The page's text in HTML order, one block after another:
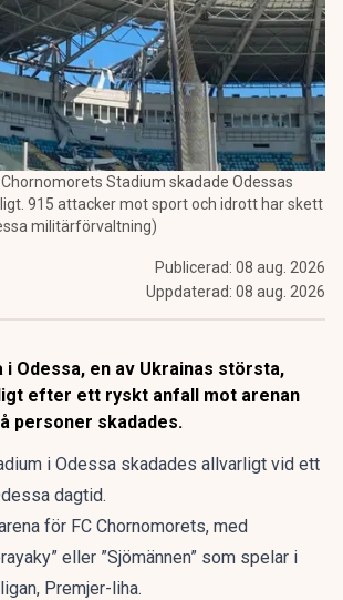
Stadium skadade Odessas
915 attacker mot sport och idrott har skett
militärförvaltning)
Publicerad: 08 aug. 2026
Uppdaterad: 08 aug. 2026
i Odessa, en av Ukrainas största,
efter ett ryskt anfall mot arenan
personer skadades.
i Odessa skadades allvarligt vid ett
dagtid.
för FC Chornomorets, med
eller ”Sjömännen” som spelar i
Premjer-liha.